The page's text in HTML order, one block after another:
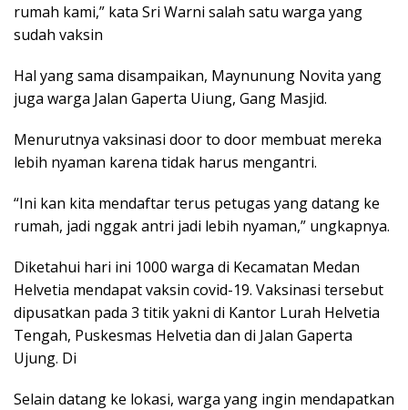
rumah kami,” kata Sri Warni salah satu warga yang
sudah vaksin
Hal yang sama disampaikan, Maynunung Novita yang
juga warga Jalan Gaperta Uiung, Gang Masjid.
Menurutnya vaksinasi door to door membuat mereka
lebih nyaman karena tidak harus mengantri.
“Ini kan kita mendaftar terus petugas yang datang ke
rumah, jadi nggak antri jadi lebih nyaman,” ungkapnya.
Diketahui hari ini 1000 warga di Kecamatan Medan
Helvetia mendapat vaksin covid-19. Vaksinasi tersebut
dipusatkan pada 3 titik yakni di Kantor Lurah Helvetia
Tengah, Puskesmas Helvetia dan di Jalan Gaperta
Ujung. Di
Selain datang ke lokasi, warga yang ingin mendapatkan